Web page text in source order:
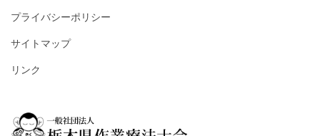
プライバシーポリシー
サイトマップ
リンク